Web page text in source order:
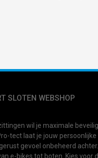
SLOTEN WEBSHOP
wil je maximale
tect laat je jouw persoonlijke
gevoel onbeheerd
e-bikes tot boten. Kies voor